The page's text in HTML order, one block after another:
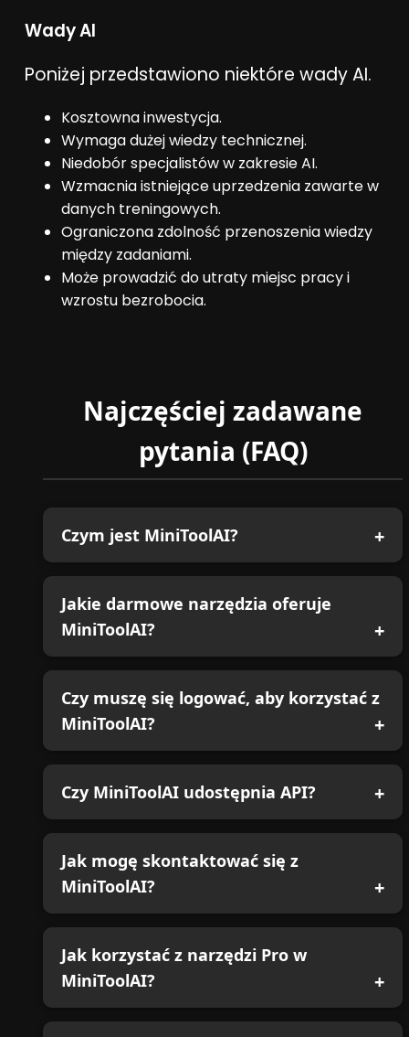
Wady AI
Poniżej przedstawiono niektóre wady AI.
Kosztowna inwestycja.
Wymaga dużej wiedzy technicznej.
Niedobór specjalistów w zakresie AI.
Wzmacnia istniejące uprzedzenia zawarte w
danych treningowych.
Ograniczona zdolność przenoszenia wiedzy
między zadaniami.
Może prowadzić do utraty miejsc pracy i
wzrostu bezrobocia.
Najczęściej zadawane
pytania (FAQ)
Czym jest MiniToolAI?
Jakie darmowe narzędzia oferuje
MiniToolAI?
Czy muszę się logować, aby korzystać z
MiniToolAI?
Czy MiniToolAI udostępnia API?
Jak mogę skontaktować się z
MiniToolAI?
Jak korzystać z narzędzi Pro w
MiniToolAI?